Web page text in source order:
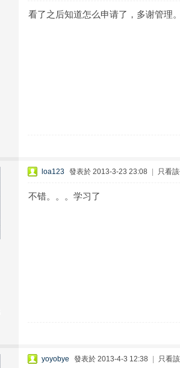
看了之后知道怎么申请了，多谢管理
loa123 發表於 2013-3-23 23:08 只看
不错。。。学习了
yoyobye 發表於 2013-4-3 12:38 只看